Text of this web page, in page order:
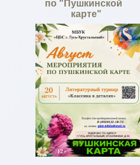
по "Пушкинской
карте"